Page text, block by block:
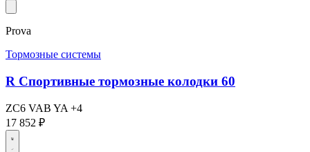
Prova
Тормозные системы
R Спортивные тормозные колодки 60
ZC6 VAB YA +4
17 852 ₽